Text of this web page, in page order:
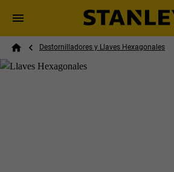
Skip to main content
Search
Breadcrumb
Destornilladores y Llaves Hexagonales